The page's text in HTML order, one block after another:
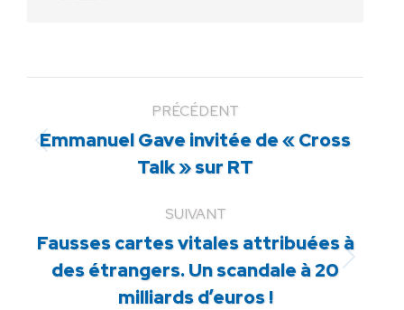
PRÉCÉDENT
Article
précédent
Emmanuel Gave invitée de « Cross
Talk » sur RT
SUIVANT
Article
suivant
Fausses cartes vitales attribuées à
des étrangers. Un scandale à 20
milliards d’euros !